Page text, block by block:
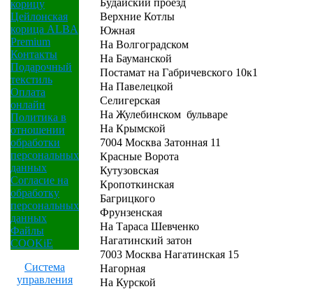
корицу
Цейлонская
корица ALBA
Premium
Контакты
Подарочный
текстиль
Оплата
онлайн
Политика в
отношении
обработки
персональных
данных
Согласие на
обработку
персональных
данных
Файлы
COOKiE
Система
управления
Верхние Котлы
Южная
На Волгоградском
На Бауманской
Постамат на Габричевского 10к1
На Павелецкой
Селигерская
На Жулебинском бульваре
На Крымской
7004 Москва Затонная 11
Красные Ворота
Кутузовская
Кропоткинская
Багрицкого
Фрунзенская
На Тараса Шевченко
Нагатинский затон
7003 Москва Нагатинская 15
Нагорная
На Курской